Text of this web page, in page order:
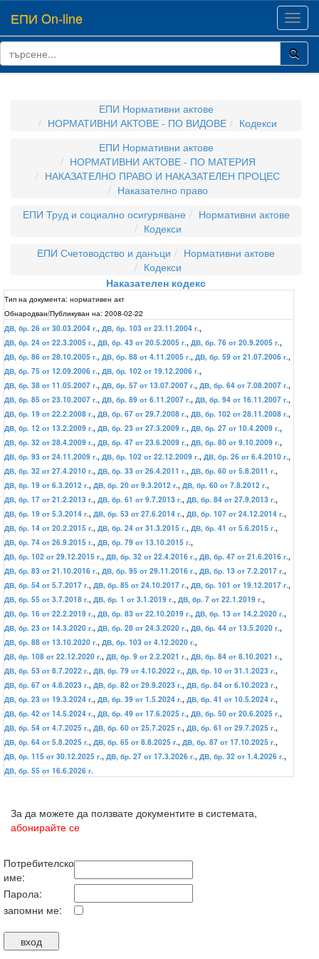
ЕПИ On-line
ЕПИ Нормативни актове
НОРМАТИВНИ АКТОВЕ - ПО ВИДОВЕ
Кодекси
ЕПИ Нормативни актове
НОРМАТИВНИ АКТОВЕ - ПО МАТЕРИЯ
НАКАЗАТЕЛНО ПРАВО И НАКАЗАТЕЛЕН ПРОЦЕС
Наказателно право
ЕПИ Труд и социално осигуряване
Нормативни актове
Кодекси
ЕПИ Счетоводство и данъци
Нормативни актове
Кодекси
Наказателен кодекс
Тип на документа: нормативен акт
Обнародван/Публикуван на: 2008-02-22
ДВ, бр. 26 от 30.03.2004 г., ДВ, бр. 103 от 23.11.2004 г.,
ДВ, бр. 24 от 22.3.2005 г., ДВ, бр. 43 от 20.5.2005 г., ДВ, бр. 76 от 20.9.2005 г.,
ДВ, бр. 86 от 28.10.2005 г., ДВ, бр. 88 от 4.11.2005 г., ДВ, бр. 59 от 21.07.2006 г.,
ДВ, бр. 75 от 12.09.2006 г., ДВ, бр. 102 от 19.12.2006 г.,
ДВ, бр. 38 от 11.05.2007 г., ДВ, бр. 57 от 13.07.2007 г., ДВ, бр. 64 от 7.08.2007 г.,
ДВ, бр. 85 от 23.10.2007 г., ДВ, бр. 89 от 6.11.2007 г., ДВ, бр. 94 от 16.11.2007 г.,
ДВ, бр. 19 от 22.2.2008 г., ДВ, бр. 67 от 29.7.2008 г., ДВ, бр. 102 от 28.11.2008 г.,
ДВ, бр. 12 от 13.2.2009 г., ДВ, бр. 23 от 27.3.2009 г., ДВ, бр. 27 от 10.4.2009 г.,
ДВ, бр. 32 от 28.4.2009 г., ДВ, бр. 47 от 23.6.2009 г., ДВ, бр. 80 от 9.10.2009 г.,
ДВ, бр. 93 от 24.11.2009 г., ДВ, бр. 102 от 22.12.2009 г., ДВ, бр. 26 от 6.4.2010 г.,
ДВ, бр. 32 от 27.4.2010 г., ДВ, бр. 33 от 26.4.2011 г., ДВ, бр. 60 от 5.8.2011 г.,
ДВ, бр. 19 от 6.3.2012 г., ДВ, бр. 20 от 9.3.2012 г., ДВ, бр. 60 от 7.8.2012 г.,
ДВ, бр. 17 от 21.2.2013 г., ДВ, бр. 61 от 9.7.2013 г., ДВ, бр. 84 от 27.9.2013 г.,
ДВ, бр. 19 от 5.3.2014 г., ДВ, бр. 53 от 27.6.2014 г., ДВ, бр. 107 от 24.12.2014 г.,
ДВ, бр. 14 от 20.2.2015 г., ДВ, бр. 24 от 31.3.2015 г., ДВ, бр. 41 от 5.6.2015 г.,
ДВ, бр. 74 от 26.9.2015 г., ДВ, бр. 79 от 13.10.2015 г.,
ДВ, бр. 102 от 29.12.2015 г., ДВ, бр. 32 от 22.4.2016 г., ДВ, бр. 47 от 21.6.2016 г.,
ДВ, бр. 83 от 21.10.2016 г., ДВ, бр. 95 от 29.11.2016 г., ДВ, бр. 13 от 7.2.2017 г.,
ДВ, бр. 54 от 5.7.2017 г., ДВ, бр. 85 от 24.10.2017 г., ДВ, бр. 101 от 19.12.2017 г.,
ДВ, бр. 55 от 3.7.2018 г., ДВ, бр. 1 от 3.1.2019 г., ДВ, бр. 7 от 22.1.2019 г.,
ДВ, бр. 16 от 22.2.2019 г., ДВ, бр. 83 от 22.10.2019 г., ДВ, бр. 13 от 14.2.2020 г.,
ДВ, бр. 23 от 14.3.2020 г., ДВ, бр. 28 от 24.3.2020 г., ДВ, бр. 44 от 13.5.2020 г.,
ДВ, бр. 88 от 13.10.2020 г., ДВ, бр. 103 от 4.12.2020 г.,
ДВ, бр. 108 от 22.12.2020 г., ДВ, бр. 9 от 2.2.2021 г., ДВ, бр. 84 от 8.10.2021 г.,
ДВ, бр. 53 от 8.7.2022 г., ДВ, бр. 79 от 4.10.2022 г., ДВ, бр. 10 от 31.1.2023 г.,
ДВ, бр. 67 от 4.8.2023 г., ДВ, бр. 82 от 29.9.2023 г., ДВ, бр. 84 от 6.10.2023 г.,
ДВ, бр. 23 от 19.3.2024 г., ДВ, бр. 39 от 1.5.2024 г., ДВ, бр. 41 от 10.5.2024 г.,
ДВ, бр. 42 от 14.5.2024 г., ДВ, бр. 49 от 17.6.2025 г., ДВ, бр. 50 от 20.6.2025 г.,
ДВ, бр. 54 от 4.7.2025 г., ДВ, бр. 60 от 25.7.2025 г., ДВ, бр. 61 от 29.7.2025 г.,
ДВ, бр. 64 от 5.8.2025 г., ДВ, бр. 65 от 8.8.2025 г., ДВ, бр. 87 от 17.10.2025 г.,
ДВ, бр. 115 от 30.12.2025 г., ДВ, бр. 27 от 17.3.2026 г., ДВ, бр. 32 от 1.4.2026 г.,
ДВ, бр. 55 от 16.6.2026 г.
За да можете да ползвате документите в системата,
абонирайте се
Потребителско
име:
Парола:
запомни ме: